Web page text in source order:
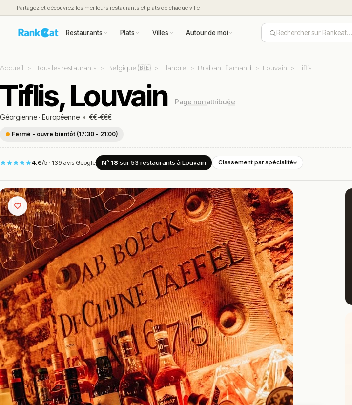
Partagez et découvrez les meilleurs restaurants et plats de chaque ville
Restaurants Plats Villes Autour de moi Rechercher sur Rankeat…
Accueil Tous les restaurants Belgique 🇧🇪 Flandre Brabant flamand Louvain Tiflis
Tiflis, Louvain
Page non attribuée
Géorgienne · Européenne • €€-€€€
Fermé - ouvre bientôt (17:30 - 21:00)
4.6/5 · 139 avis Google Nº 18 sur 53 restaurants à Louvain Classement par spécialité